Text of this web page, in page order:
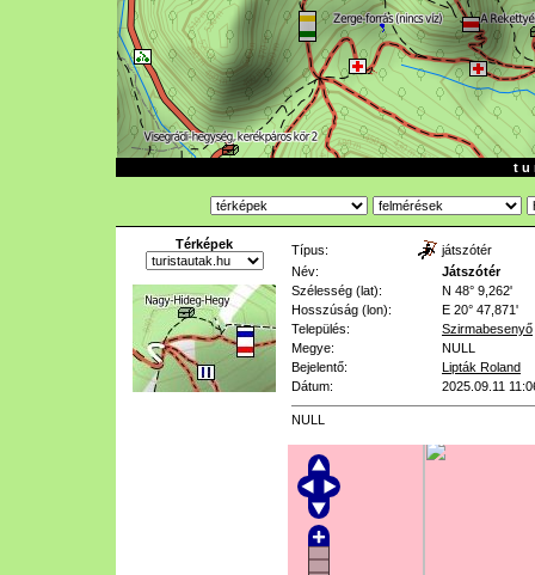
t u
Térképek Típus:
játszótér
Név:
Játszótér
Szélesség (lat):
N 48° 9,262'
Hosszúság (lon):
E 20° 47,871'
Település:
Szirmabesenyő
Megye:
NULL
Bejelentő:
Lipták Roland
Dátum:
2025.09.11
NULL